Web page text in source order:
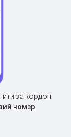
за кордон
номер